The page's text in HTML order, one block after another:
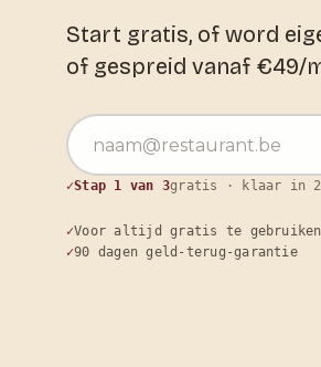
Start gratis, of word
of gespreid vanaf €49/
E-mailadres
Stap 1 van 3gratis · klaar in 2
Voor altijd gratis te gebruiken
90 dagen geld-terug-garantie